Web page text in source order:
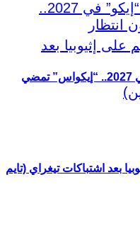
بعد اشتباكات تيغراي (تايم
إطلاق العملة الموحدة “إيكو” في 2027.. “إيكواس” تمضي